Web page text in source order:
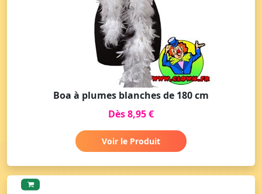
Boa à plumes blanches de 180 cm
Dès 8,95 €
Voir le Produit